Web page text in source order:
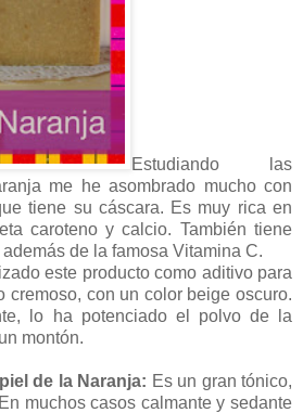
Estudiando las
me he asombrado mucho con
tiene su cáscara. Es muy rica en
caroteno y calcio. También tiene
de la famosa Vitamina C.
este producto como aditivo para
cremoso, con un color beige oscuro.
lo ha potenciado el polvo de la
montón.
de la Naranja: Es un gran tónico,
muchos casos calmante y sedante